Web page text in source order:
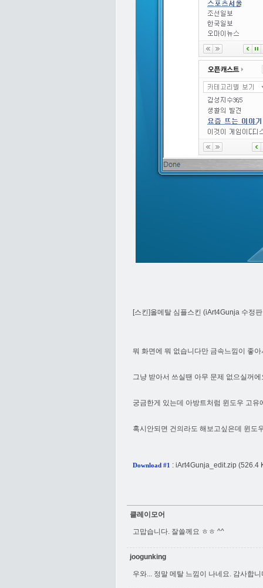
[스킨]올메탈 심플스킨 (iArt4Gunja 수정
뭐 화면에 뭐 없습니다만 금속느낌이 좋
그냥 받아서 쓰실땐 아무 문제 없으실꺼
궁금한게 있는데 아방트처럼 윈도우 고
혹시안되면 건의라도 해보고싶은데 윈도
Download #1 : iArt4Gunja_edit.zip (526.4
클레이모어
고맙습니다. 잘쓸께요 ㅎㅎ ^^
joogunking
우와... 정말 메탈 느낌이 나네요. 감사합니